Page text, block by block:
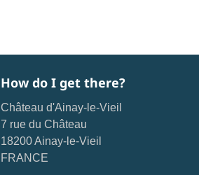
How do I get there?
Château d'Ainay-le-Vieil
7 rue du Château
18200 Ainay-le-Vieil
FRANCE